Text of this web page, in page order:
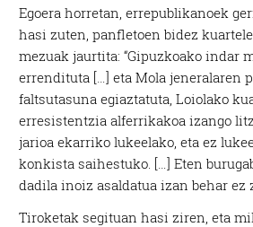
Egoera horretan, errepublikanoek
hasi zuten, panfletoen bidez
mezuak jaurtita: “Gipuzkoako indar
errendituta […] eta Mola jeneralaren
faltsutasuna egiaztatuta, Loiolako
erresistentzia alferrikakoa izango
jarioa ekarriko lukeelako, eta ez
konkista saihestuko. […] Eten
dadila inoiz asaldatua izan behar ez
Tiroketak segituan hasi ziren, eta